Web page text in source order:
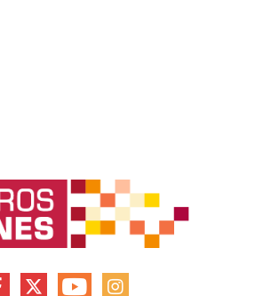
FACEBOOKYOUTUBEINSTAGRAM